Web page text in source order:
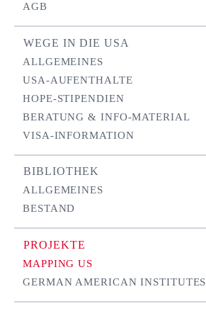
AGB
WEGE IN DIE USA
ALLGEMEINES
USA-AUFENTHALTE
HOPE-STIPENDIEN
BERATUNG & INFO-MATERIAL
VISA-INFORMATION
BIBLIOTHEK
ALLGEMEINES
BESTAND
PROJEKTE
MAPPING US
GERMAN AMERICAN INSTITUTES